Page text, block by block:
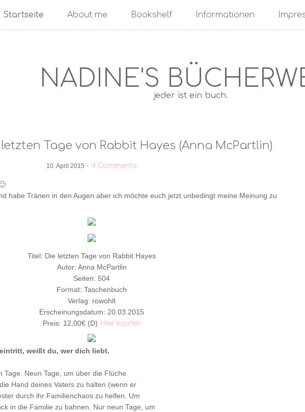
Startseite About me Bookshelf Informationen
NADINE'S
jeder ist ein buch.
Tage von Rabbit Hayes (Anna McPartlin)
10. April 2015 · 4 Comments
habe Tränen in den Augen aber ich möchte euch jetzt unbedingt meine Meinung zu
Titel: Die letzten Tage von Rabbit Hayes
Autor: Anna McPartlin
Seiten: 504
Format: Taschenbuch
Verlag: rowohlt
Erscheinungsdatum: 20.03.2015
Preis: 12,00€ (D) Hier kaufen
weißt du, wer dich liebt.
Tage. Neun Tage, um über die Flüche
Hand deines Vaters zu halten (wenn er
durch ihr Familienchaos zu helfen. Um
in die Familie zu bahnen. Nur neun Tage, um